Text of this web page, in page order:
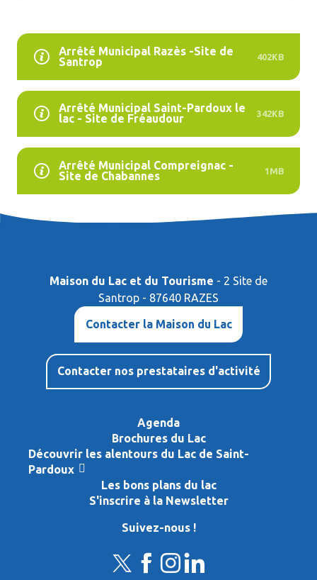
Arrêté Municipal Razès -Site de
Santrop
402KB
Arrêté Municipal Saint-Pardoux le
lac - Site de Fréaudour
342KB
Arrêté Municipal Compreignac -
Site de Chabannes
1MB
Maison du Lac et du Tourisme - 2 Site de
Santrop - 87640 RAZES
Contacter la Maison du Lac
Contacter nos prestataires d'activité
Agenda
Brochures du Lac
Découvrir les alentours du Lac de Saint-
Pardoux
Les bons plans du lac
S'inscrire à la Newsletter
Suivez-nous !